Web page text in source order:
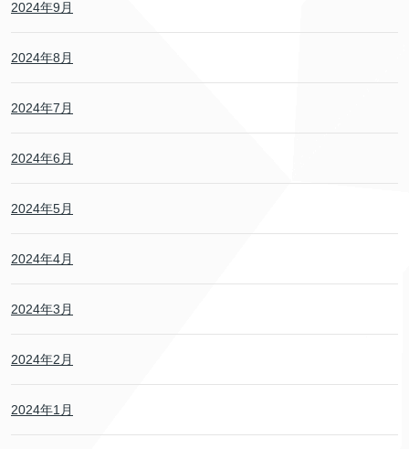
2024年9月
2024年8月
2024年7月
2024年6月
2024年5月
2024年4月
2024年3月
2024年2月
2024年1月